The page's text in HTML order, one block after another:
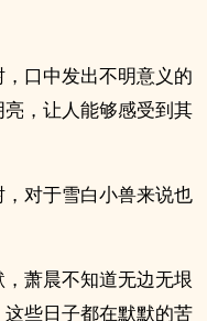
口中发出不明意义的
，让人能够感受到其
对于雪白小兽来说也
萧晨不知道无边无垠
些日子都在默默的苦